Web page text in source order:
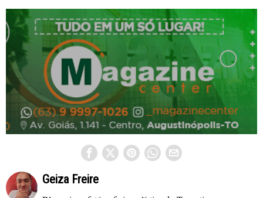
Geiza Freire